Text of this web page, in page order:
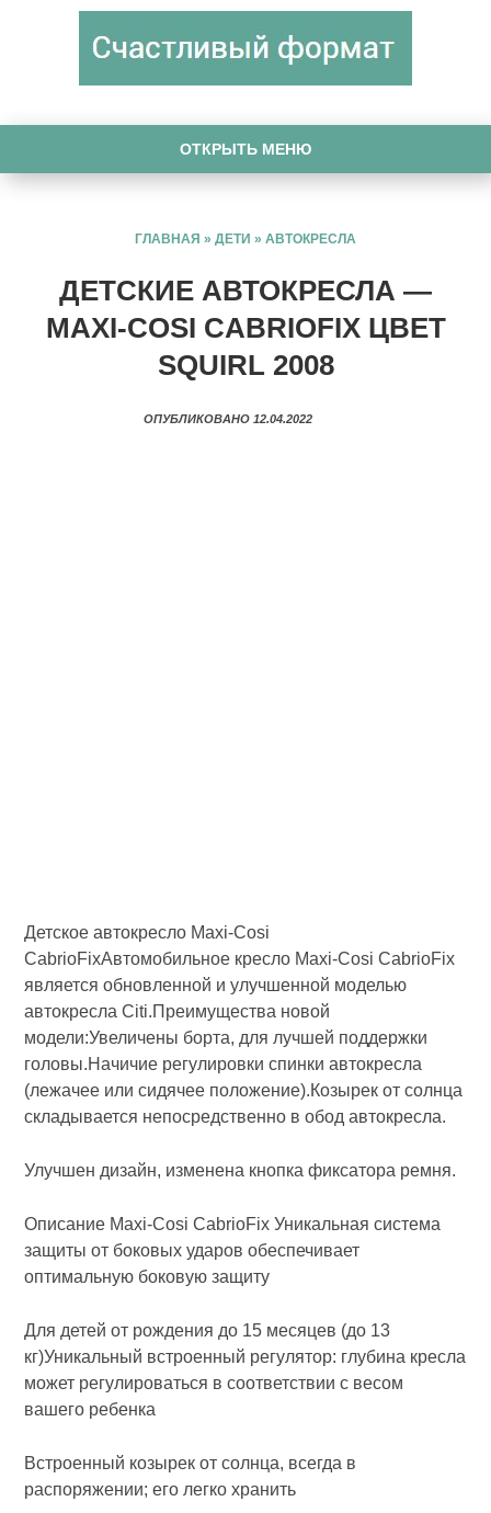
ОТКРЫТЬ МЕНЮ
ГЛАВНАЯ » ДЕТИ » АВТОКРЕСЛА
ДЕТСКИЕ АВТОКРЕСЛА —
MAXI-COSI CABRIOFIX ЦВЕТ
SQUIRL 2008
ОПУБЛИКОВАНО 12.04.2022
Детское автокресло Maxi-Cosi
CabrioFixАвтомобильное кресло Maxi-Cosi CabrioFix
является обновленной и улучшенной моделью
автокресла Citi.Преимущества новой
модели:Увеличены борта, для лучшей поддержки
головы.Начичие регулировки спинки автокресла
(лежачее или сидячее положение).Козырек от солнца
складывается непосредственно в обод автокресла.
Улучшен дизайн, изменена кнопка фиксатора ремня.
Описание Maxi-Cosi CabrioFix Уникальная система
защиты от боковых ударов обеспечивает
оптимальную боковую защиту
Для детей от рождения до 15 месяцев (до 13
кг)Уникальный встроенный регулятор: глубина кресла
может регулироваться в соответствии с весом
вашего ребенка
Встроенный козырек от солнца, всегда в
распоряжении; его легко хранить